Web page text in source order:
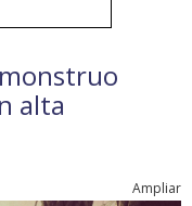
alta
Ampliar